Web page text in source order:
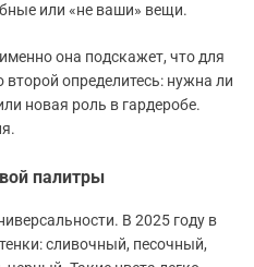
или «не ваши» вещи.
она подскажет, что для
определитесь: нужна ли
новая роль в гардеробе.
палитры
В 2025 году в
сливочный, песочный,